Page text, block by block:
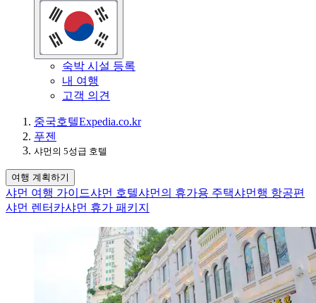
숙박 시설 등록
내 여행
고객 의견
중국호텔Expedia.co.kr
푸젠
샤먼의 5성급 호텔
여행 계획하기
샤먼 여행 가이드샤먼 호텔샤먼의 휴가용 주택샤먼행 항공편
샤먼 렌터카샤먼 휴가 패키지